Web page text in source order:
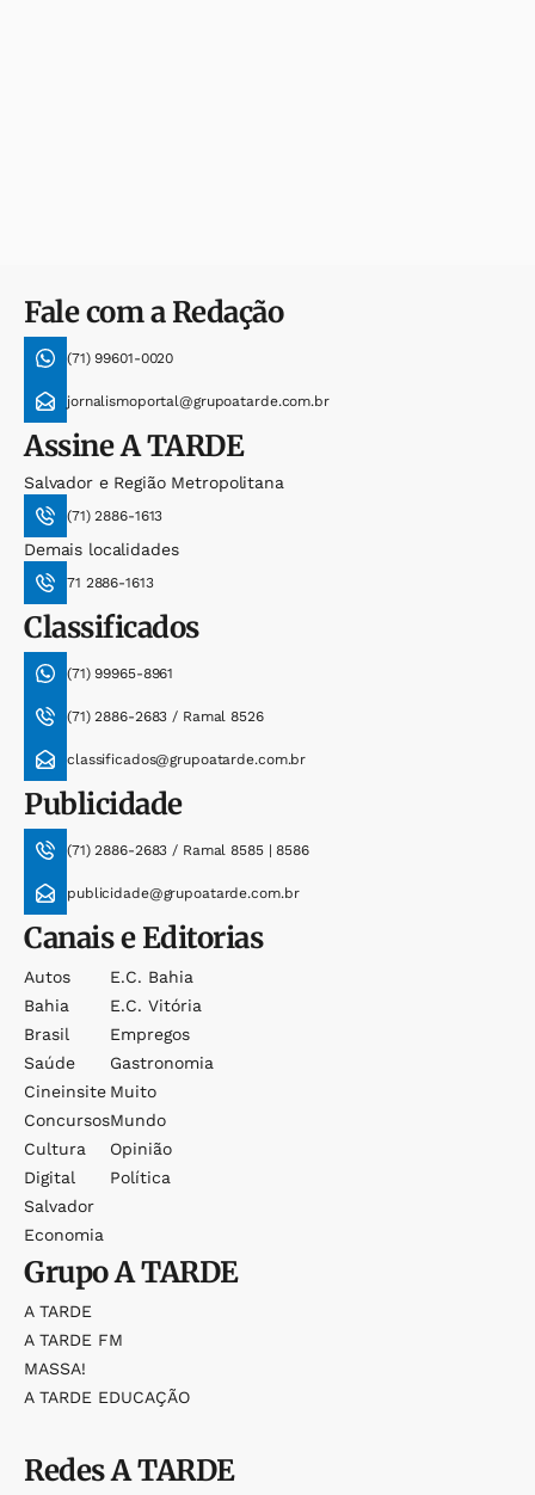
Fale com a Redação
(71) 99601-0020
jornalismoportal@grupoatarde.com.br
AssineA TARDE
Salvador e Região Metropolitana
(71) 2886-1613
Demais localidades
71 2886-1613
Classificados
(71) 99965-8961
(71) 2886-2683 / Ramal 8526
classificados@grupoatarde.com.br
Publicidade
(71) 2886-2683 / Ramal 8585 | 8586
publicidade@grupoatarde.com.br
Canais e Editorias
Autos
Bahia
Brasil
Saúde
Cineinsite
Concursos
Cultura
Digital
Salvador
Economia
E.c. Bahia
E.c. Vitória
Empregos
Gastronomia
Muito
Mundo
Opinião
Política
GrupoA TARDE
A TARDE
A TARDE FM
MASSA!
A TARDE EDUCAÇÃO
RedesA TARDE